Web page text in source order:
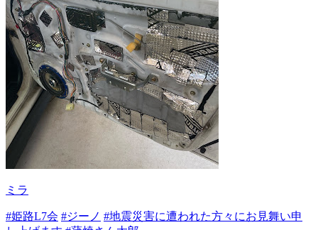
ミラ
#姫路L7会 #ジーノ #地震災害に遭われた方々にお見舞い申